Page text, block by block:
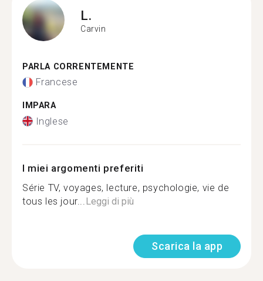
L.
Carvin
PARLA CORRENTEMENTE
Francese
IMPARA
Inglese
I miei argomenti preferiti
Série TV, voyages, lecture, psychologie, vie de
tous les jour... Leggi di più
Scarica la app